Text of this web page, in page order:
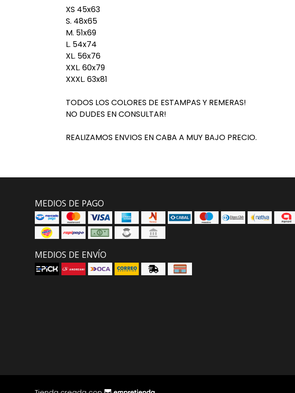
XS 45x63
S. 48x65
M. 51x69
L. 54x74
XL. 56x76
XXL. 60x79
XXXL. 63x81
TODOS LOS COLORES DE ESTAMPAS Y REMERAS!
NO DUDES EN CONSULTAR!
REALIZAMOS ENVIOS EN CABA A MUY BAJO PRECIO.
MEDIOS DE PAGO
MEDIOS DE ENVÍO